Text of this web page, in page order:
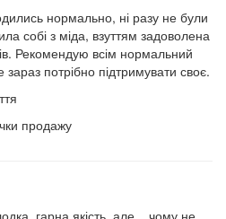
нормально, ні разу не були
собі з міда, взуттям задоволена
Рекомендую всім нормальний
потрібно підтримувати своє.
продажу
гарна якість, але... чому не